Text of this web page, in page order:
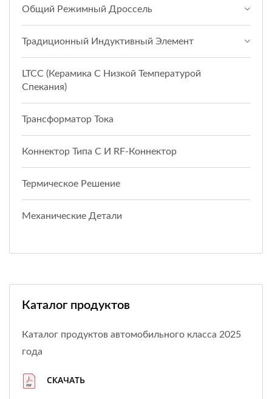
Общий Режимный Дроссель
Традиционный Индуктивный Элемент
LTCC (керамика С Низкой Температурой
Спекания)
Трансформатор Тока
Коннектор Типа C И RF-Коннектор
Термическое Решение
Механические Детали
Каталог продуктов
Каталог продуктов автомобильного класса 2025
года
СКАЧАТЬ